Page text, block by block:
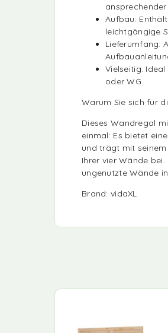
Aufbau:
leichtgängige
Lieferumfang:
Vielseitig:
oder WG.
Warum Sie sich für
Dieses Wandregal
einmal: Es bietet
und trägt mit
Ihrer vier Wände
ungenutzte Wände
Brand: vidaXL